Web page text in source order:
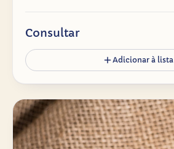
Consultar
Adicionar à lista